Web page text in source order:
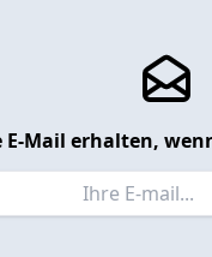
E-Mail erhalten,